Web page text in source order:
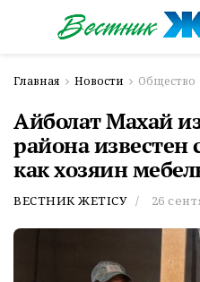
Главная Новости Общество
Айболат Махай
района
как хозяин
ВЕСТНИК ЖЕТІСУ 26